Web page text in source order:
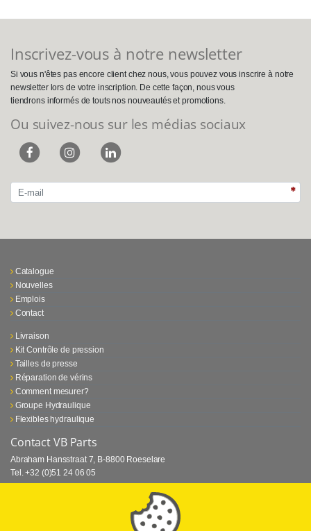
Inscrivez-vous à notre newsletter
Si vous n'êtes pas encore client chez nous, vous pouvez vous inscrire à notre
newsletter lors de votre inscription. De cette façon, nous vous
tiendrons informés de touts nos nouveautés et promotions.
Ou suivez-nous sur les médias sociaux
Catalogue
Nouvelles
Emplois
Contact
Livraison
Kit Contrôle de pression
Tailles de presse
Réparation de vérins
Comment mesurer?
Groupe Hydraulique
Flexibles hydraulique
Contact VB Parts
Abraham Hansstraat 7, B-8800 Roeselare
Tel. +32 (0)51 24 06 05
⏳ Dernier mois de promotion Webtec!